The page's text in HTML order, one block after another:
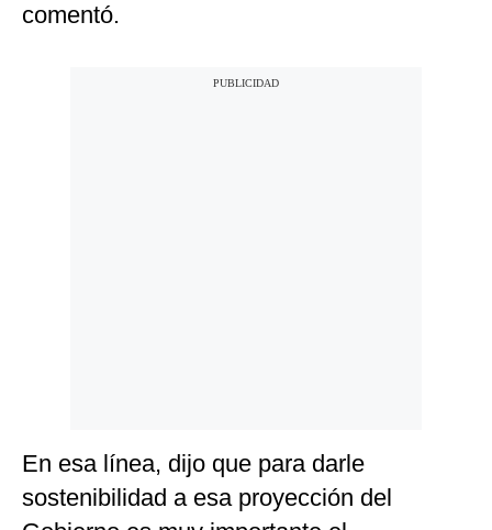
comentó.
En esa línea, dijo que para darle
sostenibilidad a esa proyección del